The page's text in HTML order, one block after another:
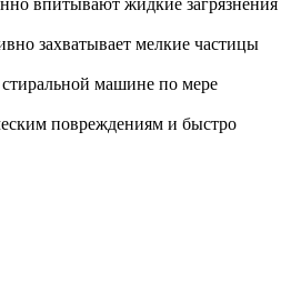
захватывает мелкие частицы
машине по мере
повреждениям и быстро